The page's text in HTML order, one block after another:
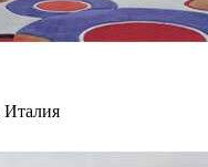
Италия